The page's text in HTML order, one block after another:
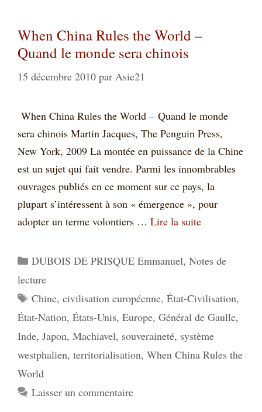
When China Rules the World –
Quand le monde sera chinois
15 décembre 2010 par Asie21
When China Rules the World – Quand le monde
sera chinois Martin Jacques, The Penguin Press,
New York, 2009 La montée en puissance de la Chine
est un sujet qui fait vendre. Parmi les innombrables
ouvrages publiés en ce moment sur ce pays, la
plupart s’intéressent à son « émergence », pour
adopter un terme volontiers … Lire la suite
Catégories
DUBOIS DE PRISQUE Emmanuel, Notes de
lecture
Étiquettes
Chine, civilisation européenne, État-Civilisation,
État-Nation, États-Unis, Europe, Général de Gaulle,
Inde, Japon, Machiavel, souveraineté, système
westphalien, territorialisation, When China Rules the
World
Laisser un commentaire